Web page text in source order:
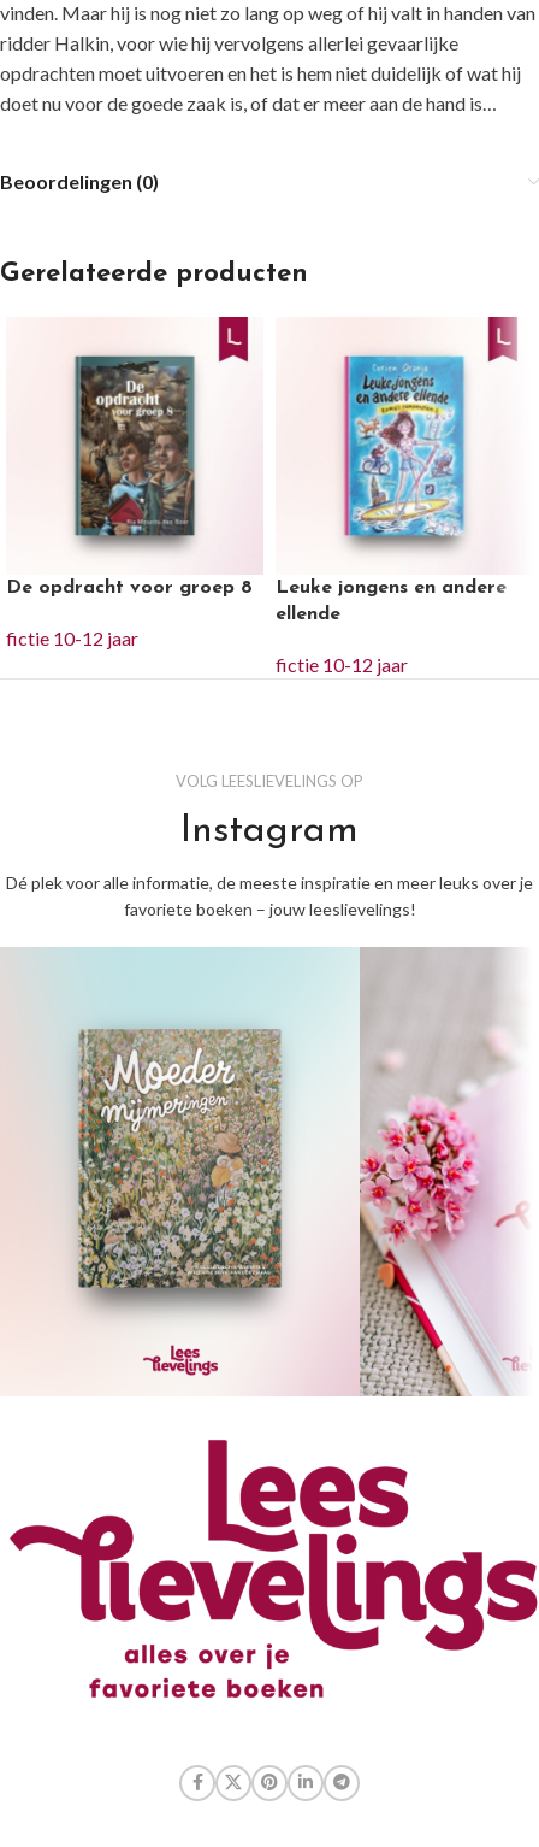
vinden. Maar hij is nog niet zo lang op weg of hij valt in handen van
ridder Halkin, voor wie hij vervolgens allerlei gevaarlijke
opdrachten moet uitvoeren en het is hem niet duidelijk of wat hij
doet nu voor de goede zaak is, of dat er meer aan de hand is…
Beoordelingen (0)
Gerelateerde producten
De opdracht voor groep 8
fictie 10-12 jaar
Leuke jongens en andere
ellende
fictie 10-12 jaar
VOLG LEESLIEVELINGS OP
Instagram
Dé plek voor alle informatie, de meeste inspiratie en meer leuks over je
favoriete boeken – jouw leeslievelings!